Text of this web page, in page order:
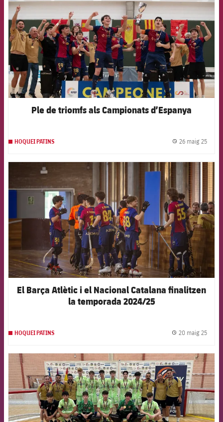
Ple de triomfs als Campionats d’Espanya
HOQUEI PATINS 26 maig 25
FCB Barcelona badge
El Barça Atlètic i el Nacional Catalana finalitzen
la temporada 2024/25
HOQUEI PATINS 20 maig 25
FCB Barcelona badge